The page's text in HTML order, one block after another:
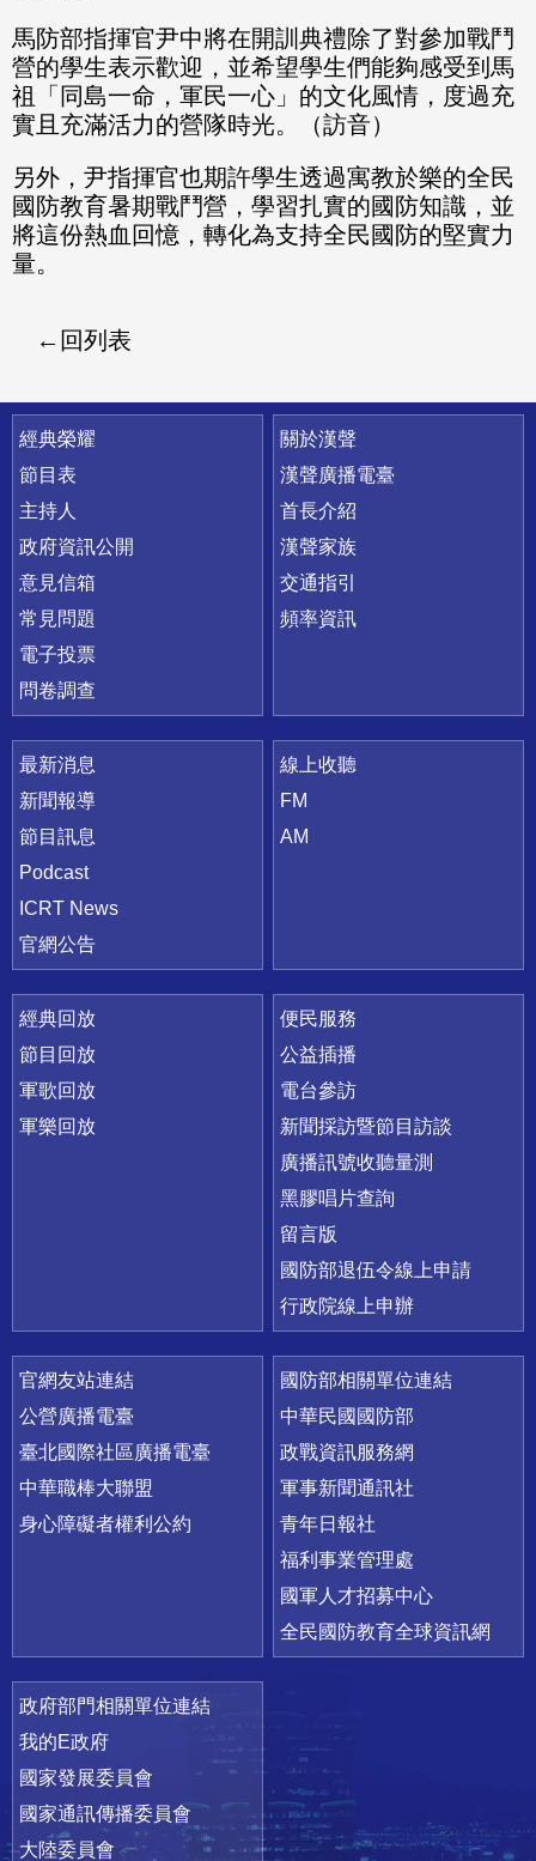
馬防部指揮官尹中將在開訓典禮除了對參加戰鬥
營的學生表示歡迎，並希望學生們能夠感受到馬
祖「同島一命，軍民一心」的文化風情，度過充
實且充滿活力的營隊時光。（訪音）
另外，尹指揮官也期許學生透過寓教於樂的全民
國防教育暑期戰鬥營，學習扎實的國防知識，並
將這份熱血回憶，轉化為支持全民國防的堅實力
量。
回列表
快速連結
經典榮耀
節目表
主持人
政府資訊公開
意見信箱
常見問題
電子投票
問卷調查
關於漢聲
漢聲廣播電臺
首長介紹
漢聲家族
交通指引
頻率資訊
最新消息
新聞報導
節目訊息
Podcast
ICRT News
官網公告
線上收聽
FM
AM
經典回放
節目回放
軍歌回放
軍樂回放
便民服務
公益插播
電台參訪
新聞採訪暨節目訪談
廣播訊號收聽量測
黑膠唱片查詢
留言版
國防部退伍令線上申請
行政院線上申辦
官網友站連結
公營廣播電臺
臺北國際社區廣播電臺
中華職棒大聯盟
身心障礙者權利公約
國防部相關單位連結
中華民國國防部
政戰資訊服務網
軍事新聞通訊社
青年日報社
福利事業管理處
國軍人才招募中心
全民國防教育全球資訊網
政府部門相關單位連結
我的E政府
國家發展委員會
國家通訊傳播委員會
大陸委員會